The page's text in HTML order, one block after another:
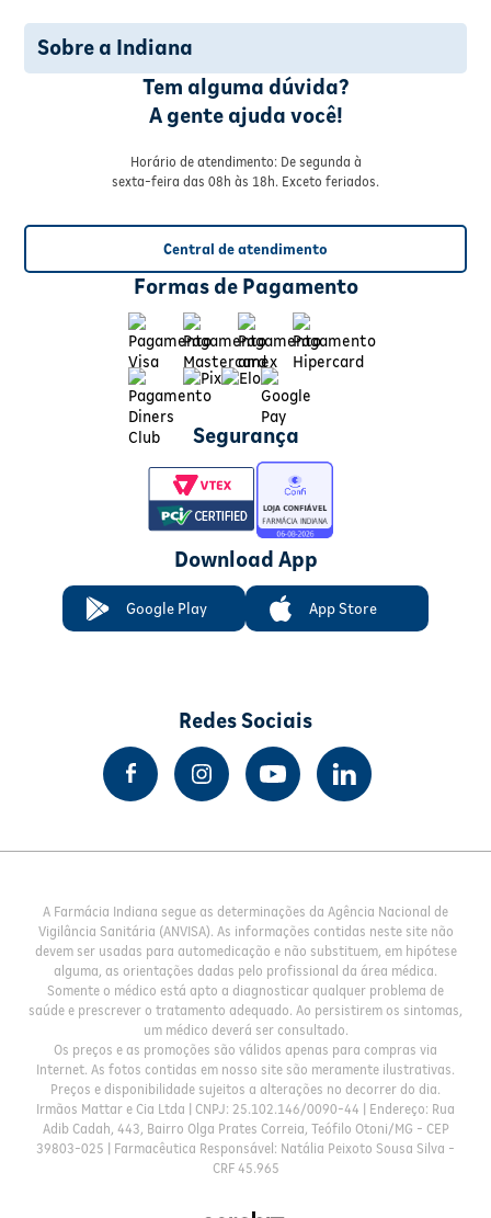
Sobre a Indiana
Tem alguma dúvida?
A gente ajuda você!
Horário de atendimento: De segunda à
sexta-feira das 08h às 18h. Exceto feriados.
Central de atendimento
Formas de Pagamento
Segurança
Download App
Google Play App Store
Redes Sociais
A Farmácia Indiana segue as determinações da Agência Nacional de
Vigilância Sanitária (ANVISA). As informações contidas neste site não
devem ser usadas para automedicação e não substituem, em hipótese
alguma, as orientações dadas pelo profissional da área médica.
Somente o médico está apto a diagnosticar qualquer problema de
saúde e prescrever o tratamento adequado. Ao persistirem os sintomas,
um médico deverá ser consultado.
Os preços e as promoções são válidos apenas para compras via
Internet. As fotos contidas em nosso site são meramente ilustrativas.
Preços e disponibilidade sujeitos a alterações no decorrer do dia.
Irmãos Mattar e Cia Ltda | CNPJ: 25.102.146/0090-44 | Endereço: Rua
Adib Cadah, 443, Bairro Olga Prates Correia, Teófilo Otoni/MG - CEP
39803-025 | Farmacêutica Responsável: Natália Peixoto Sousa Silva -
CRF 45.965